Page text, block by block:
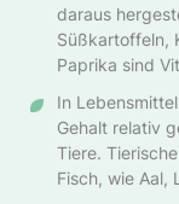
daraus
Süßkartoffeln,
Paprika sind
In
Gehalt relativ
Tiere.
Fisch, wie Aal,